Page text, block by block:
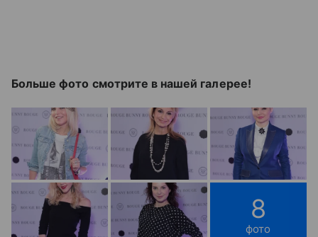
Больше фото смотрите в нашей галерее!
8
фото